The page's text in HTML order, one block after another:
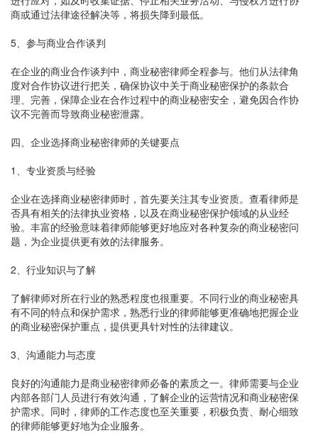
商或通过法律途径解决等，将损失降到最低。
5、参与商业合作谈判
在企业的商业合作谈判中，商业秘密律师全程参与。他们从法律角
度对合作协议进行把关，确保协议中关于商业秘密保护的条款合
理、完善，保障企业在合作过程中的商业秘密安全，避免因合作协
议不完善而导致商业秘密泄露。
四、企业选择商业秘密律师的关键要点
1、专业资质与经验
企业在选择商业秘密律师时，首先要关注其专业资质。查看律师是
否具有相关的法律执业资格，以及在商业秘密保护领域的从业经
验。丰富的经验意味着律师能够更好地应对各种复杂的商业秘密问
题，为企业提供更有效的法律服务。
2、行业知识与了解
了解律师对所在行业的熟悉程度也很重要。不同行业的商业秘密具
有不同的特点和保护需求，熟悉行业的律师能够更准确地把握企业
的商业秘密保护重点，提供更具针对性的法律建议。
3、沟通能力与态度
良好的沟通能力是商业秘密律师必备的素质之一。律师需要与企业
内部各部门人员进行有效沟通，了解企业的运营情况和商业秘密保
护需求。同时，律师的工作态度也至关重要，积极负责、耐心细致
的律师能够更好地为企业服务。